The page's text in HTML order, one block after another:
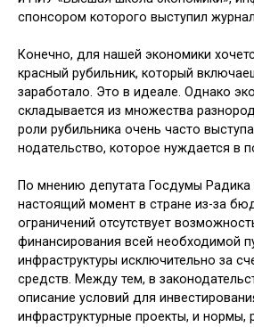
спонсором которого вы­ступил
Конечно, для нашей экономики
красный рубильник, который
заработало. Это в идеале. Однако
складывается из множества
роли ру­бильника очень часто
нодательство, которое нуждается в
По мнению депутата Госдумы Ради­ка
настоящий момент в стране из-за
ограничений отсутствует
финансирования всей необходимой
инфраструктуры исклю­чительно за
средств. Между тем, в
описание условий для
инфраструк­турные проекты, и нормы,